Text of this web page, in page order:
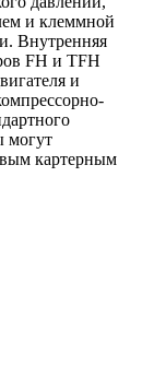
и клеммной
Внутренняя
FH и TFH
и
могут
картерным